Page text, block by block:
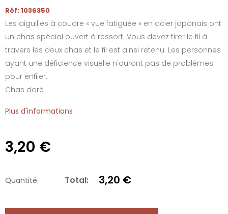
Réf: 1036350
Les aiguilles à coudre « vue fatiguée » en acier japonais ont
un chas spécial ouvert à ressort. Vous devez tirer le fil à
travers les deux chas et le fil est ainsi retenu. Les personnes
ayant une déficience visuelle n'auront pas de problèmes
pour enfiler.
Chas doré
Plus d'informations
3,20 €
Quantité: Total: 3,20 €